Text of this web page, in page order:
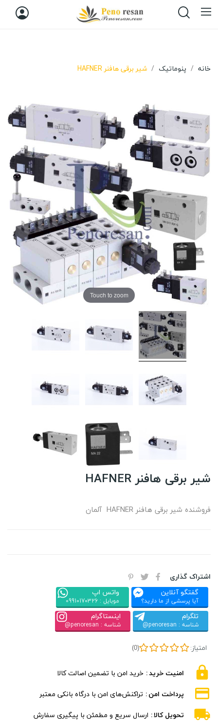
خانه پنوماتیک شیر برقی هافنر HAFNER
Touch to zoom
شیر برقی هافنر HAFNER
فروشنده شیر برقی هافنر HAFNER آلمان
اشتراک گذاری
گفتگو آنلاین
آیا پرسشی از ما دارید؟
واتس اپ
موبایل : 09910170326
تلگرام
شناسه : penoresan@
اینستاگرام
شناسه : penoresan@
امتیاز: (0)
امنیت خرید خرید امن با تضمین اصالت کالا
پرداخت امن تراکنش‌های امن با درگاه بانکی معتبر
تحویل کالا ارسال سریع و مطمئن با پیگیری سفارش